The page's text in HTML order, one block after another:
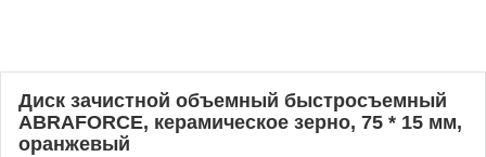
Диск зачистной объемный быстросъемный
ABRAFORCE, керамическое зерно, 75 * 15 мм,
оранжевый